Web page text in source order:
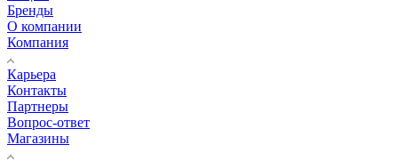
Бренды
О компании
Компания
Карьера
Контакты
Партнеры
Вопрос-ответ
Магазины